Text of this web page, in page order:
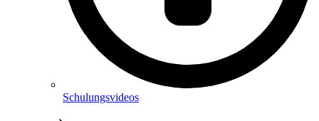
Schulungsvideos